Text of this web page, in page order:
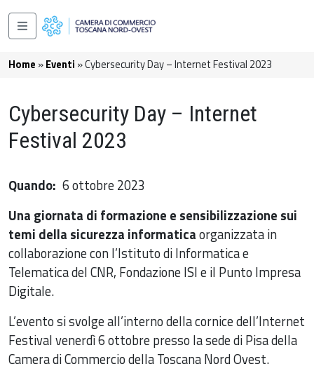
Salta al contenuto principale
Navigazione principale
Briciole di pane
Home Eventi Cybersecurity Day – Internet Festival 2023
Cybersecurity Day – Internet
Festival 2023
Quando 6 ottobre 2023
Una giornata di formazione e sensibilizzazione sui
temi della sicurezza informaticaorganizzata in
collaborazione con l’Istituto di Informatica e
Telematica del CNR, Fondazione ISI e il Punto Impresa
Digitale.
L’evento si svolge all’interno della cornice dell’Internet
Festival venerdì 6 ottobre presso la sede di Pisa della
Camera di Commercio della Toscana Nord Ovest.